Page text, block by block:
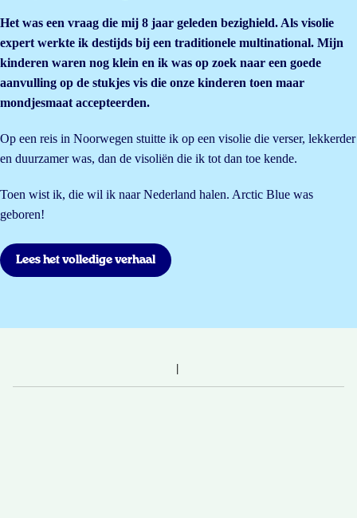
Het was een vraag die mij 8 jaar geleden bezighield. Als visolie
expert werkte ik destijds bij een traditionele multinational. Mijn
kinderen waren nog klein en ik was op zoek naar een goede
aanvulling op de stukjes vis die onze kinderen toen maar
mondjesmaat accepteerden.
Op een reis in Noorwegen stuitte ik op een visolie die verser, lekkerder
en duurzamer was, dan de visoliën die ik tot dan toe kende.
Toen wist ik, die wil ik naar Nederland halen. Arctic Blue was
geboren!
Lees het volledige verhaal